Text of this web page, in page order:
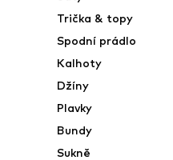
Trička & topy
Spodní prádlo
Kalhoty
Džíny
Plavky
Bundy
Sukně